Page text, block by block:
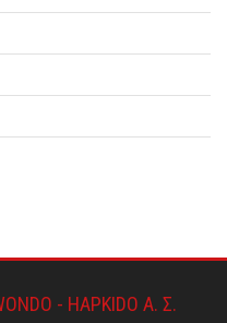
- HAPKIDO Α. Σ.